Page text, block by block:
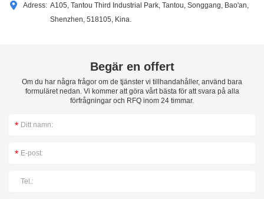
Adress: A105, Tantou Third Industrial Park, Tantou, Songgang, Bao'an,
Shenzhen, 518105, Kina.
Begär en offert
Om du har några frågor om de tjänster vi tillhandahåller, använd bara
formuläret nedan. Vi kommer att göra vårt bästa för att svara på alla
förfrågningar och RFQ inom 24 timmar.